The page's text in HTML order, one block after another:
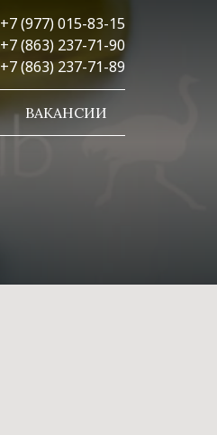
+7 (977) 015-83-15
+7 (863) 237-71-90
+7 (863) 237-71-89
ВАКАНСИИ